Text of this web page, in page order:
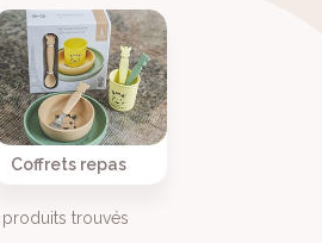
Coffrets repas
produits trouvés